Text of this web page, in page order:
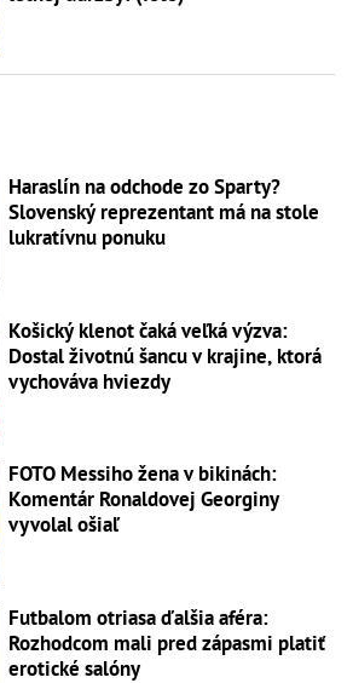
Haraslín na odchode zo Sparty?
Slovenský reprezentant má na stole
lukratívnu ponuku
Košický klenot čaká veľká výzva:
Dostal životnú šancu v krajine, ktorá
vychováva hviezdy
FOTO Messiho žena v bikinách:
Komentár Ronaldovej Georginy
vyvolal ošiaľ
Futbalom otriasa ďalšia aféra:
Rozhodcom mali pred zápasmi platiť
erotické salóny